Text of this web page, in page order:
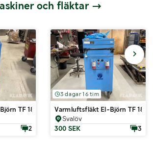
och fläktar
TF 18EL
2
3 dagar 16 tim
Varmluftsfläkt El-Björn TF 18 EL
Svalöv
300 SEK
3